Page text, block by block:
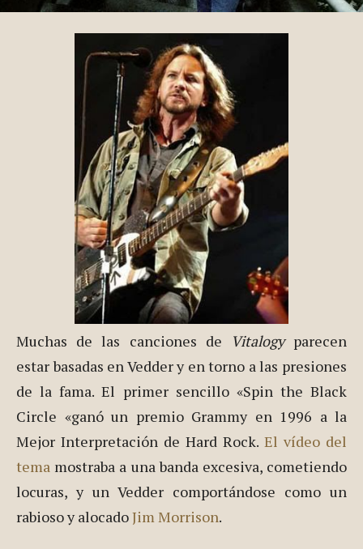
Muchas de las canciones de Vitalogyparecen
estar basadas en Vedder y en torno a las presiones
de la fama. El primer sencillo «Spin the Black
Circle «ganó un premio Grammy en 1996 a la
Mejor Interpretación de Hard Rock. El vídeo del
tema mostraba a una banda excesiva, cometiendo
locuras, y un Vedder comportándose como un
rabioso y alocadoJim Morrison.